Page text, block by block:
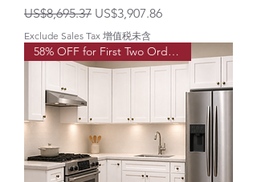
一般價格
US$8,695.37 促銷價格
US$3,907.86
Exclude Sales Tax 增值税未含
58% OFF for First Two Order!